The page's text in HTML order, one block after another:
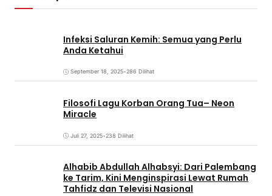
Infeksi Saluran Kemih: Semua yang Perlu
Anda Ketahui
September 18, 2025•286 Dilihat
Filosofi Lagu Korban Orang Tua– Neon
Miracle
Juli 27, 2025•238 Dilihat
Alhabib Abdullah Alhabsyi: Dari Palembang
ke Tarim, Kini Menginspirasi Lewat Rumah
Tahfidz dan Televisi Nasional